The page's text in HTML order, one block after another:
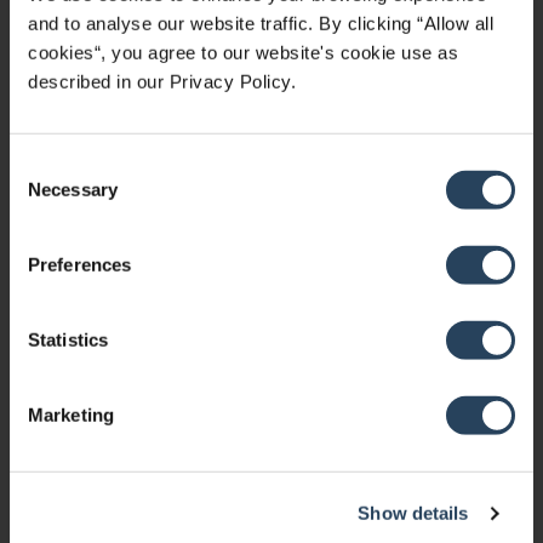
and to analyse our website traffic. By clicking “Allow all
cookies“, you agree to our website's cookie use as
described in our Privacy Policy.
Necessary
Preferences
Statistics
Marketing
Show details
n
In
ve
st
e
variables, une chose reste claire : le niveau d’incertitude est